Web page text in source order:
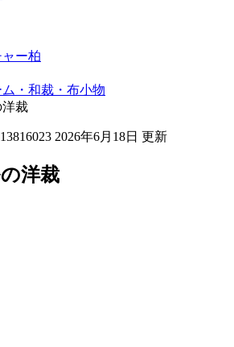
ー柏
・和裁・布小物
洋裁
2026年6月18日 更新
洋裁